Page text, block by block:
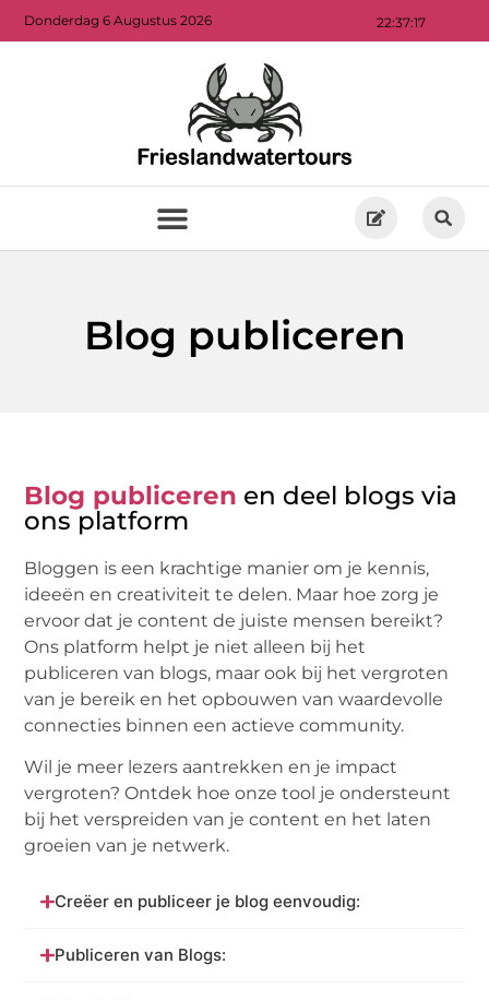
22:37:17
Donderdag 6 Augustus 2026
Blog publiceren
Blog publiceren en deel blogs via
ons platform
Bloggen is een krachtige manier om je kennis,
ideeën en creativiteit te delen. Maar hoe zorg je
ervoor dat je content de juiste mensen bereikt?
Ons platform helpt je niet alleen bij het
publiceren van blogs, maar ook bij het vergroten
van je bereik en het opbouwen van waardevolle
connecties binnen een actieve community.
Wil je meer lezers aantrekken en je impact
vergroten? Ontdek hoe onze tool je ondersteunt
bij het verspreiden van je content en het laten
groeien van je netwerk.
Creëer en publiceer je blog eenvoudig:
Publiceren van Blogs: